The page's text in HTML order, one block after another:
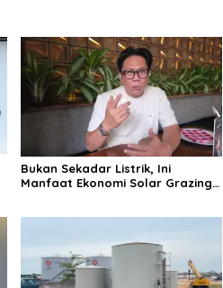
Bukan Sekadar Listrik, Ini
Manfaat Ekonomi Solar Grazing